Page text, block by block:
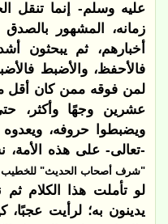
عليه وسلم- إنما تنقل
زمانه، المشهور
بالصدق
أخبارهم، ثم يبحثون
فالأحفظ، والأضبط
لمن فوقه ممن كان أقل
عشرين وجهًا وأكثر،
ويضبطوا حروفه،
-تعالى- على هذه الأمة،
"شرف أصحاب الحديث" للخطيب
لو تأملت هذا الكلام
يدينون به؛ لرأيت عجبًا،